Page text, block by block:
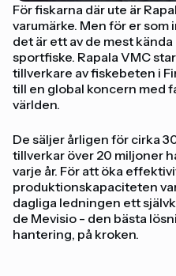
För fiskarna där ute är
varumärke. Men för er
det är ett av de mest
sportfiske. Rapala VMC
tillverkare av fiskebeten i
till en global koncern med
världen.
De säljer årligen för cirka
tillverkar över 20 miljoner
varje år. För att öka
produktionskapaciteten
dagliga ledningen ett
de Mevisio - den bästa
hantering, på kroken.